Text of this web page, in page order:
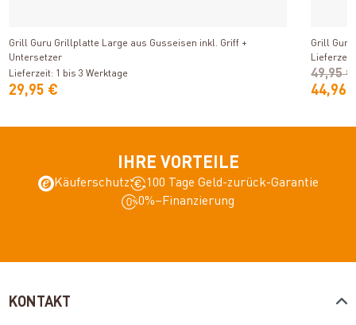
Grill Guru Grillplatte Large aus Gusseisen inkl. Griff +
Untersetzer
Lieferzeit: 1 bis 3 Werktage
29,95 €
Grill
44,96
49,95 €
IHRE VORTEILE
Käuferschutz
100 Tage Geld-zurück-Garantie
0%–Finanzierung
KONTAKT